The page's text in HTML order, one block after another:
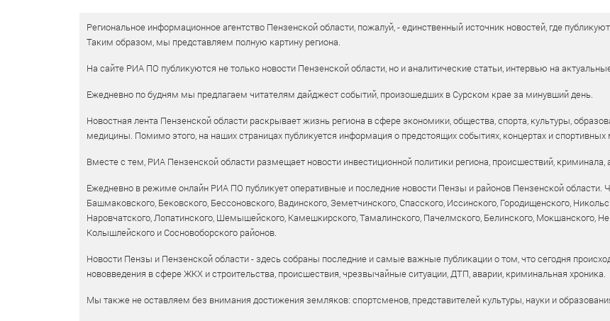
Региональное информационное агентство Пензенской области, пожалуй, - единственный источник новостей, где
Таким образом, мы представляем полную картину региона.
На сайте РИА ПО публикуются не только новости Пензенской области, но и аналитические статьи, интервью на
Ежедневно по будням мы предлагаем читателям дайджест событий, произошедших в Сурском крае за минувший день.
Новостная лента Пензенской области раскрывает жизнь региона в сфере экономики, общества, спорта, культуры,
медицины. Помимо этого, на наших страницах публикуется информация о предстоящих событиях, концертах и спортивных
Вместе с тем, РИА Пензенской области размещает новости инвестиционной политики региона, происшествий, криминала,
Ежедневно в режиме онлайн РИА ПО публикует оперативные и последние новости Пензы и районов Пензенской области.
Башмаковского, Бековского, Бессоновского, Вадинского, Земетчинского, Спасского, Иссинского, Городищенского,
Наровчатского, Лопатинского, Шемышейского, Камешкирского, Тамалинского, Пачелмского, Белинского, Мокшанского,
Колышлейского и Сосновоборского районов.
Новости Пензы и Пензенской области - здесь собраны последние и самые важные публикации о том, что сегодня
нововведения в сфере ЖКХ и строительства, происшествия, чрезвычайные ситуации, ДТП, аварии, криминальная хроника.
Мы также не оставляем без внимания достижения земляков: спортсменов, представителей культуры, науки и